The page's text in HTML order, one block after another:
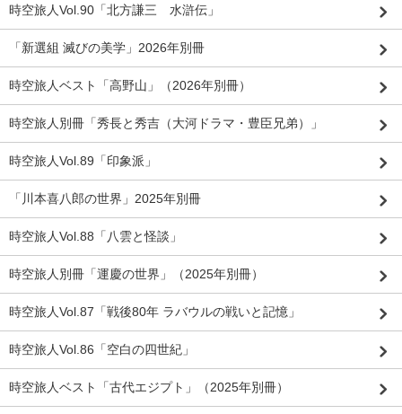
時空旅人Vol.90「北方謙三 水滸伝」
「新選組 滅びの美学」2026年別冊
時空旅人ベスト「高野山」（2026年別冊）
時空旅人別冊「秀長と秀吉（大河ドラマ・豊臣兄弟）」
時空旅人Vol.89「印象派」
「川本喜八郎の世界」2025年別冊
時空旅人Vol.88「八雲と怪談」
時空旅人別冊「運慶の世界」（2025年別冊）
時空旅人Vol.87「戦後80年 ラバウルの戦いと記憶」
時空旅人Vol.86「空白の四世紀」
時空旅人ベスト「古代エジプト」（2025年別冊）